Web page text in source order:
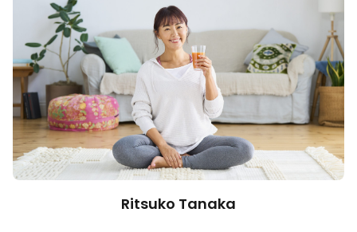
Ritsuko Tanaka